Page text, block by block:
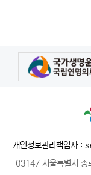
개인정보관리책임자
03147 서울특별시 종